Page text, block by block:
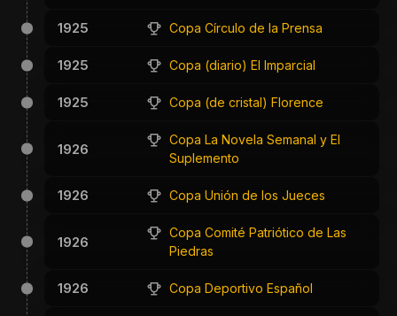
1925 Copa Círculo de la Prensa
1925 Copa (diario) El Imparcial
1925 Copa (de cristal) Florence
1926
Copa La Novela Semanal y El
Suplemento
1926 Copa Unión de los Jueces
1926
Copa Comité Patriótico de Las
Piedras
1926 Copa Deportivo Español